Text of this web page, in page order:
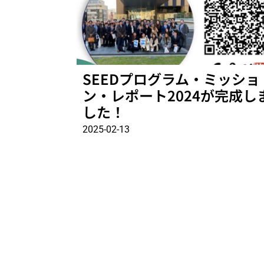
SEEDプログラム・ミッショ
ン・レポート2024が完成し
した！
2025-02-13